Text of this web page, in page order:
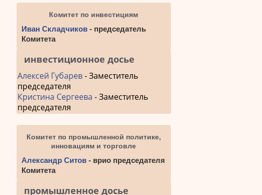
Комитет по инвестициям
Иван Складчиков - председатель
Комитета
инвестиционное досье
Алексей Губарев- Заместитель
председателя
Кристина Сергеева - Заместитель
председателя
Комитет по промышленной политике,
инновациям и торговле
Александр Ситов - врио председателя
Комитета
промышленное досье